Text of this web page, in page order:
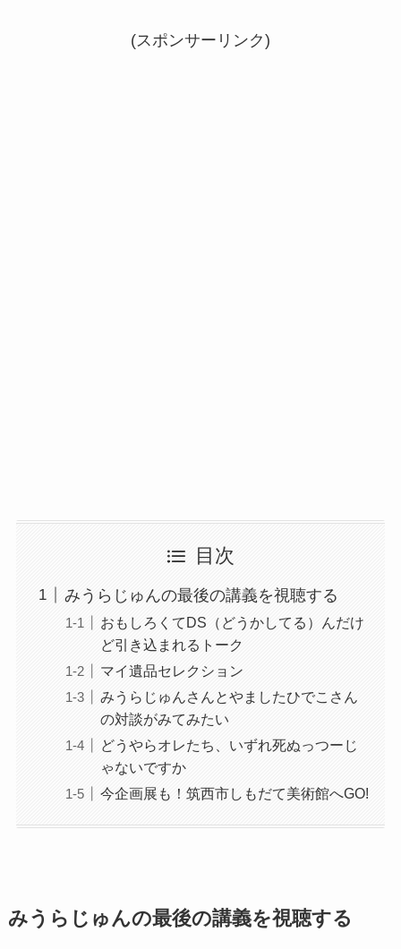
(スポンサーリンク)
目次
みうらじゅんの最後の講義を視聴する
おもしろくてDS（どうかしてる）んだけ
ど引き込まれるトーク
マイ遺品セレクション
みうらじゅんさんとやましたひでこさん
の対談がみてみたい
どうやらオレたち、いずれ死ぬっつーじ
ゃないですか
今企画展も！筑西市しもだて美術館へGO!
みうらじゅんの最後の講義を視聴する